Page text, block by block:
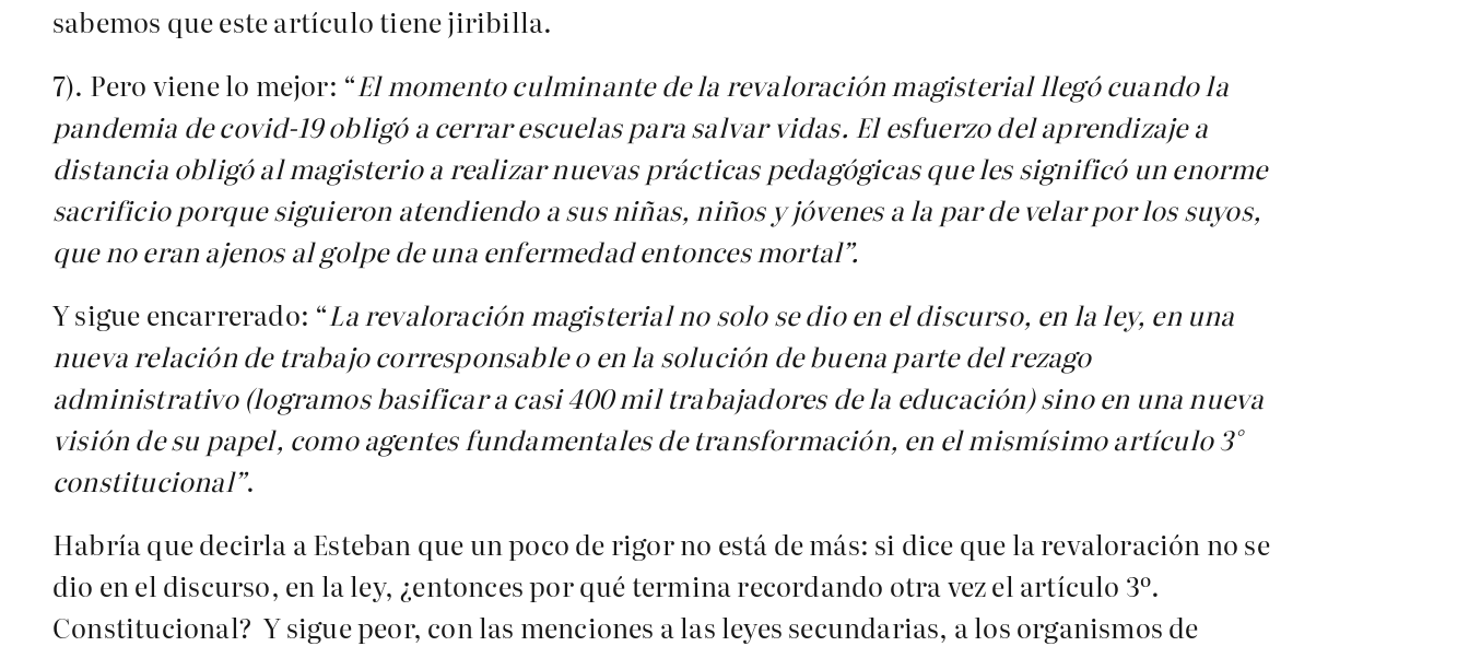
sabemos que este artículo tiene jiribilla.
7). Pero viene lo mejor: “El momento culminante de la revaloración magisterial llegó cuando la
pandemia de covid-19 obligó a cerrar escuelas para salvar vidas. El esfuerzo del aprendizaje a
distancia obligó al magisterio a realizar nuevas prácticas pedagógicas que les significó un enorme
sacrificio porque siguieron atendiendo a sus niñas, niños y jóvenes a la par de velar por los suyos,
que no eran ajenos al golpe de una enfermedad entonces mortal”.
Y sigue encarrerado: “La revaloración magisterial no solo se dio en el discurso, en la ley, en una
nueva relación de trabajo corresponsable o en la solución de buena parte del rezago
administrativo (logramos basificar a casi 400 mil trabajadores de la educación) sino en una nueva
visión de su papel, como agentes fundamentales de transformación, en el mismísimo artículo 3°
constitucional”.
Habría que decirla a Esteban que un poco de rigor no está de más: si dice que la revaloración no se
dio en el discurso, en la ley, ¿entonces por qué termina recordando otra vez el artículo 3º.
Constitucional? Y sigue peor, con las menciones a las leyes secundarias, a los organismos de